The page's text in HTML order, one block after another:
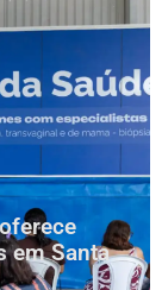
em Santa